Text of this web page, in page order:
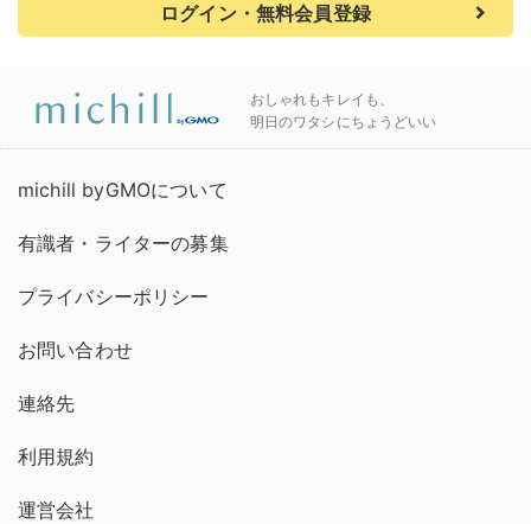
ログイン・無料会員登録
おしゃれもキレイも、
明日のワタシにちょうどいい
michill byGMOについて
有識者・ライターの募集
プライバシーポリシー
お問い合わせ
連絡先
利用規約
運営会社